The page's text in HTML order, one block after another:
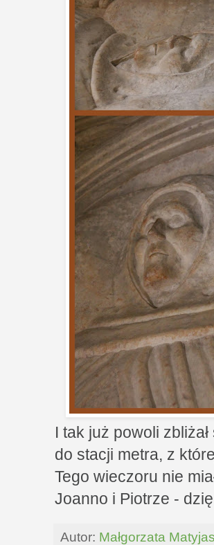
I tak już powoli
do stacji metra, z
Tego wieczoru nie
Joanno i Piotrze -
Autor: Małgorzata